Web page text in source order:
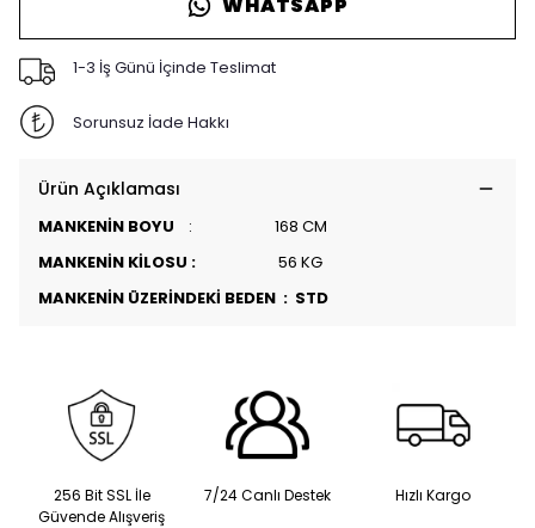
1-3 İş Günü İçinde Teslimat
Sorunsuz İade Hakkı
Ürün Açıklaması
MANKENİN BOYU : 168 CM
MANKENİN KİLOSU : 56 KG
MANKENİN ÜZERİNDEKİ BEDEN : STD
256 Bit SSL İle
Güvende Alışveriş
7/24 Canlı Destek Hızlı Kargo